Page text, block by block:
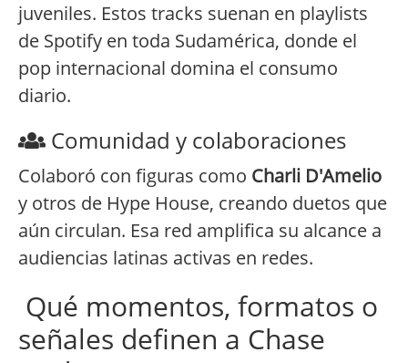
juveniles. Estos tracks suenan en playlists
de Spotify en toda Sudamérica, donde el
pop internacional domina el consumo
diario.
Comunidad y colaboraciones
Colaboró con figuras como Charli D'Amelio
y otros de Hype House, creando duetos que
aún circulan. Esa red amplifica su alcance a
audiencias latinas activas en redes.
Qué momentos, formatos o
señales definen a Chase